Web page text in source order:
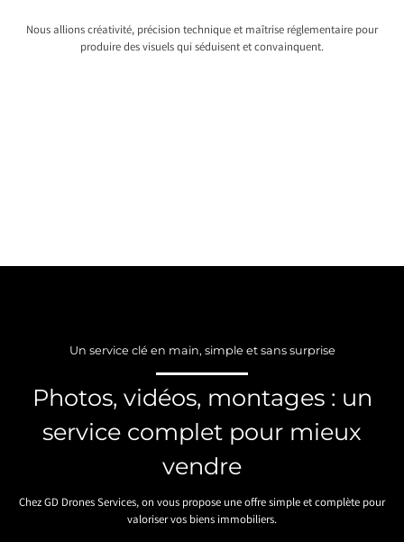
Nous allions créativité, précision technique et maîtrise réglementaire pour
produire des visuels qui séduisent et convainquent.
Un service clé en main, simple et sans surprise
Photos, vidéos, montages : un
service complet pour mieux
vendre
Chez GD Drones Services, on vous propose une offre simple et complète pour
valoriser vos biens immobiliers.